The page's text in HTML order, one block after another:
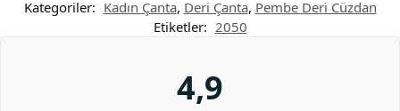
Kategoriler: Kadın Çanta, Deri Çanta, Pembe Deri Cüzdan
Etiketler: 2050
4,9